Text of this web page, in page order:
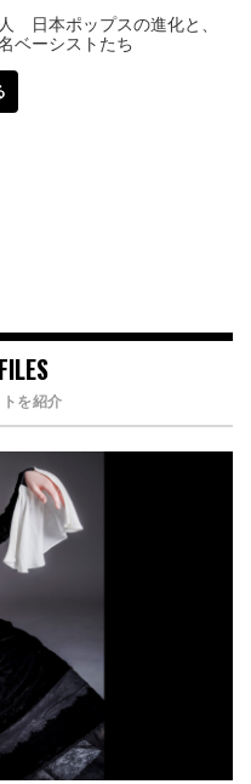
日本ポップスの進化と、
ベーシストたち
を紹介